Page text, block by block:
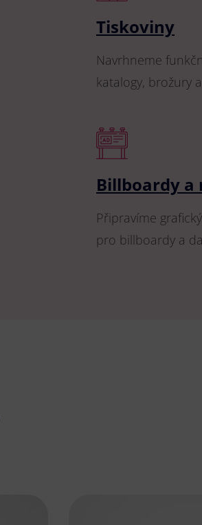
Tiskoviny
Navrhneme
katalogy, brožury
Billboardy a
Připravíme
pro billboardy a